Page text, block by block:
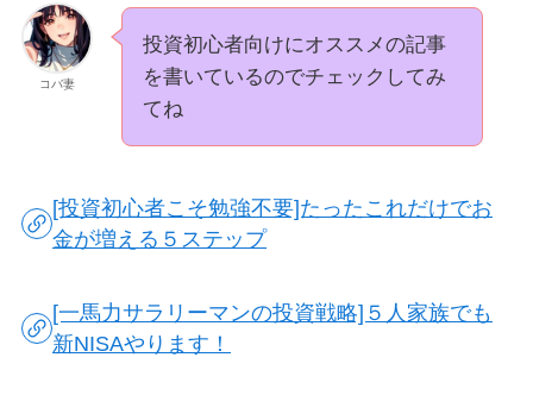
コバ妻
投資初心者向けにオススメの記事
を書いているのでチェックしてみ
てね
[投資初心者こそ勉強不要]たったこれだけでお
金が増える５ステップ
[一馬力サラリーマンの投資戦略]５人家族でも
新NISAやります！